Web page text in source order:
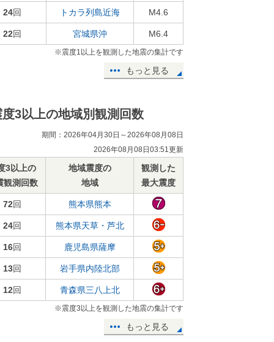
24回 トカラ列島近海 M4.6
22回 宮城県沖 M6.4
※震度1以上を観測した地震の集計です
もっと見る
度3以上の地域別観測回数
期間：2026年04月30日～2026年08月08日
2026年08月08日03:51更新
3以上の
観測回数
地域震度の
地域
観測した
最大震度
72回 熊本県熊本
24回 熊本県天草・芦北
16回 鹿児島県薩摩
13回 岩手県内陸北部
12回 青森県三八上北
※震度3以上を観測した地震の集計です
もっと見る